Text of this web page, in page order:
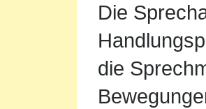
Die
die